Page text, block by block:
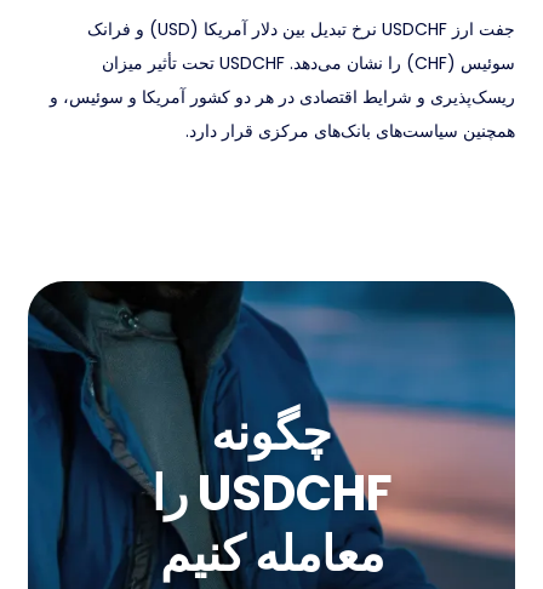
جفت ارز USDCHF نرخ تبدیل بین دلار آمریکا (USD) و فرانک
سوئیس (CHF) را نشان می‌دهد. USDCHF تحت تأثیر میزان
ریسک‌پذیری و شرایط اقتصادی در هر دو کشور آمریکا و سوئیس، و
همچنین سیاست‌های بانک‌های مرکزی قرار دارد.
چگونه
USDCHF را
معامله کنیم